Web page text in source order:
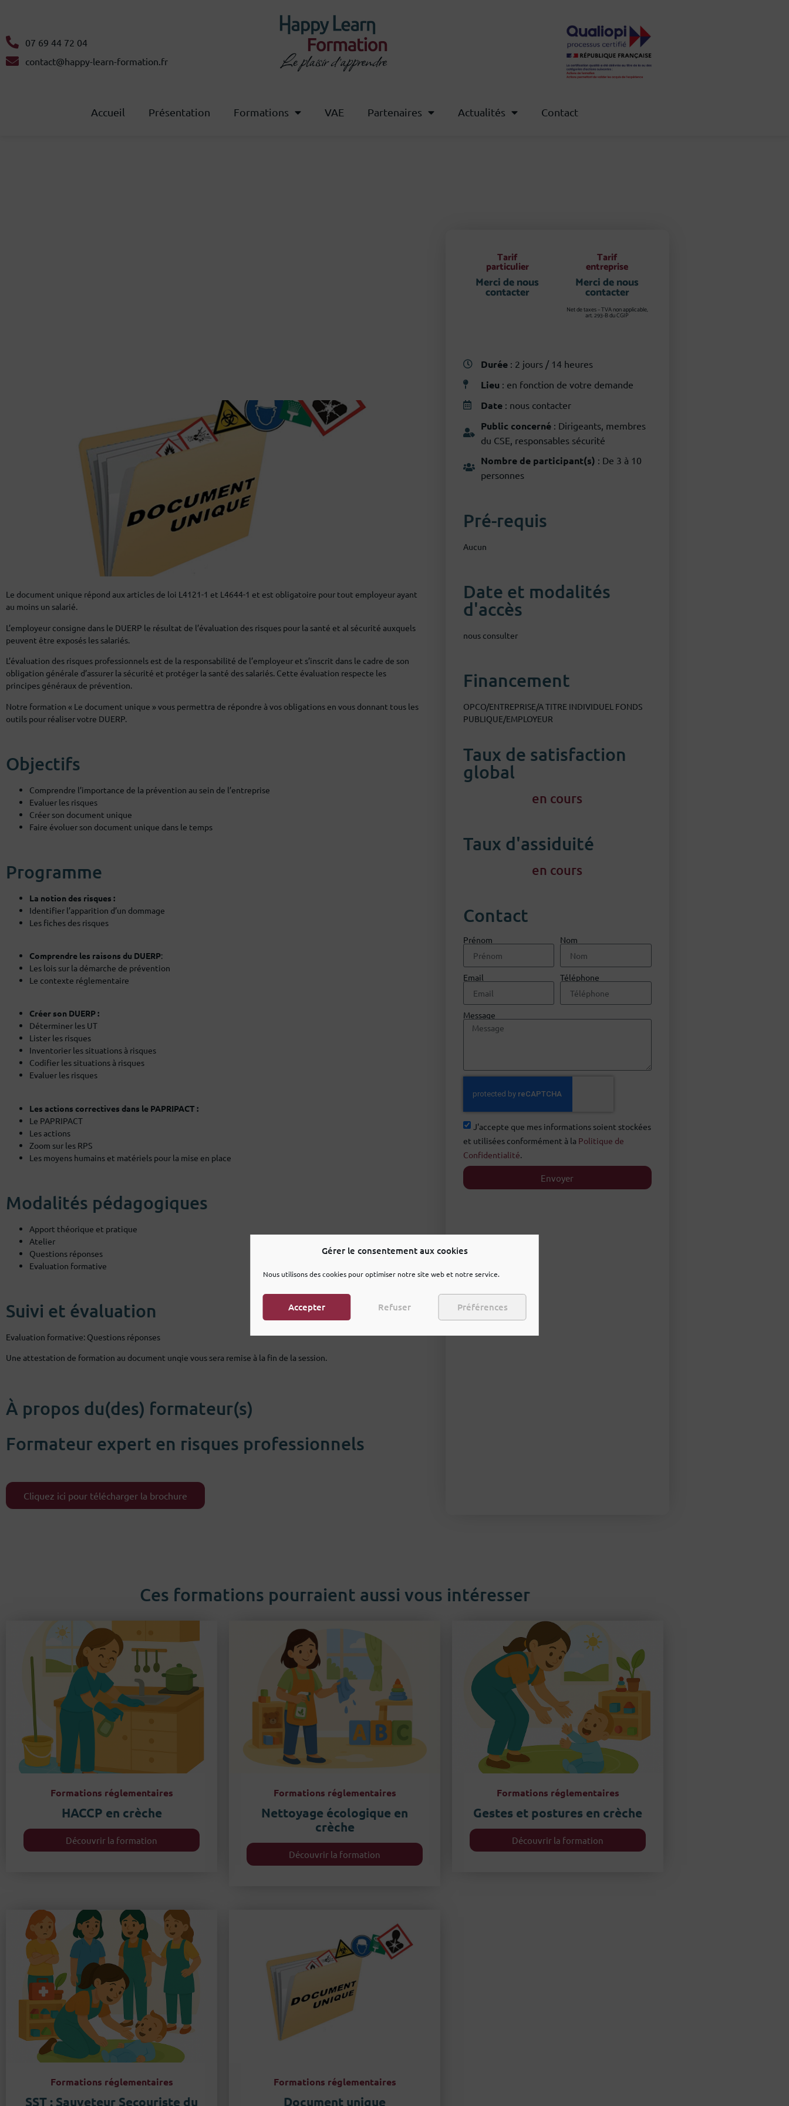
Gérer le consentement aux cookies
Nous utilisons des cookies pour optimiser notre site web et notre service.
Accepter Refuser Préférences
07 69 44 72 04
contact@happy-learn-formation.fr
Accueil Présentation Formations VAE Partenaires Actualités Contact
Le document unique répond aux articles de loi L4121-1 et L4644-1 et est obligatoire pour tout employeur ayant
au moins un salarié.
L’employeur consigne dans le DUERP le résultat de l’évaluation des risques pour la santé et al sécurité auxquels
peuvent être exposés les salariés.
L’évaluation des risques professionnels est de la responsabilité de l’employeur et s’inscrit dans le cadre de son
obligation générale d’assurer la sécurité et protéger la santé des salariés. Cette évaluation respecte les
principes généraux de prévention.
Notre formation « Le document unique » vous permettra de répondre à vos obligations en vous donnant tous les
outils pour réaliser votre DUERP.
Objectifs
Comprendre l’importance de la prévention au sein de l’entreprise
Evaluer les risques
Créer son document unique
Faire évoluer son document unique dans le temps
Programme
La notion des risques :
Identifier l’apparition d’un dommage
Les fiches des risques
Comprendre les raisons du DUERP:
Les lois sur la démarche de prévention
Le contexte réglementaire
Créer son DUERP :
Déterminer les UT
Lister les risques
Inventorier les situations à risques
Codifier les situations à risques
Evaluer les risques
Les actions correctives dans le PAPRIPACT :
Le PAPRIPACT
Les actions
Zoom sur les RPS
Les moyens humains et matériels pour la mise en place
Modalités pédagogiques
Apport théorique et pratique
Atelier
Questions réponses
Evaluation formative
Suivi et évaluation
Evaluation formative: Questions réponses
Une attestation de formation au document unqie vous sera remise à la fin de la session.
À propos du(des) formateur(s)
Formateur expert en risques professionnels
Cliquez ici pour télécharger la brochure
Tarif
particulier
Merci de nous
contacter
Tarif
entreprise
Merci de nous
contacter
Net de taxes – TVA non applicable,
art. 293-B du CGIP
Durée : 2 jours / 14 heures
Lieu : en fonction de votre demande
Date : nous contacter
Public concerné : Dirigeants, membres
du CSE, responsables sécurité
Nombre de participant(s) : De 3 à 10
personnes
Pré-requis
Aucun
Date et modalités
d'accès
nous consulter
Financement
OPCO/ENTREPRISE/A TITRE INDIVIDUEL FONDS
PUBLIQUE/EMPLOYEUR
Taux de satisfaction
global
en cours
Taux d'assiduité
en cours
Contact
Prénom Nom
Email Téléphone
Message
J'accepte que mes informations soient stockées
et utilisées conformément à la Politique de
Confidentialité.
Envoyer
Ces formations pourraient aussi vous intéresser
Formations réglementaires
HACCP en crèche
Découvrir la formation
Formations réglementaires
Nettoyage écologique en
crèche
Découvrir la formation
Formations réglementaires
Gestes et postures en crèche
Découvrir la formation
Formations réglementaires
SST : Sauveteur Secouriste du
Formations réglementaires
Document unique